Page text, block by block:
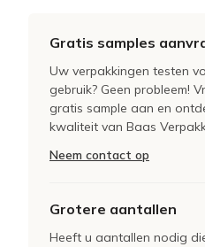
Gratis samples
Uw verpakkingen testen
gebruik? Geen probleem!
gratis sample aan en
kwaliteit van Baas
Neem contact op
Grotere aantallen
Heeft u aantallen nodig